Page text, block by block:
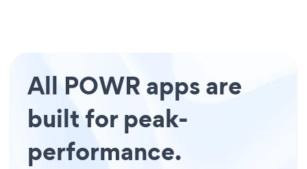
All POWR apps are
built for peak-
performance.